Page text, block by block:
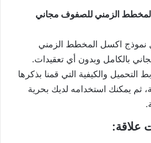
الزمني للصفوف مجاني
نموذج اكسل المخطط الزمني
بالكامل وبدون أي تعقيدات.
والكيفية التي قمنا بذكرها
ثم يمكنك استخدامه لديك بحرية
علاقة: